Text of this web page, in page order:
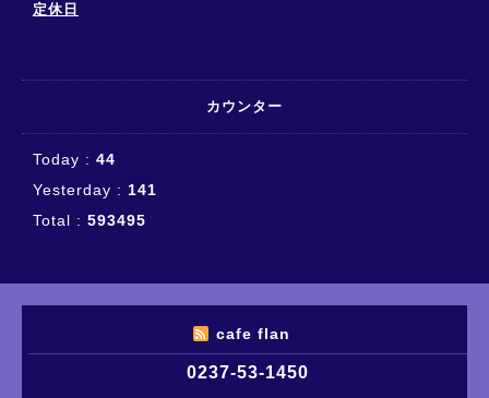
定休日
カウンター
Today : 44
Yesterday : 141
Total : 593495
cafe flan
0237-53-1450